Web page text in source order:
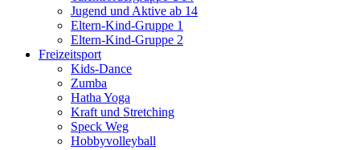
Jugend und Aktive ab 14
Eltern-Kind-Gruppe 1
Eltern-Kind-Gruppe 2
Freizeitsport
Kids-Dance
Zumba
Hatha Yoga
Kraft und Stretching
Speck Weg
Hobbyvolleyball